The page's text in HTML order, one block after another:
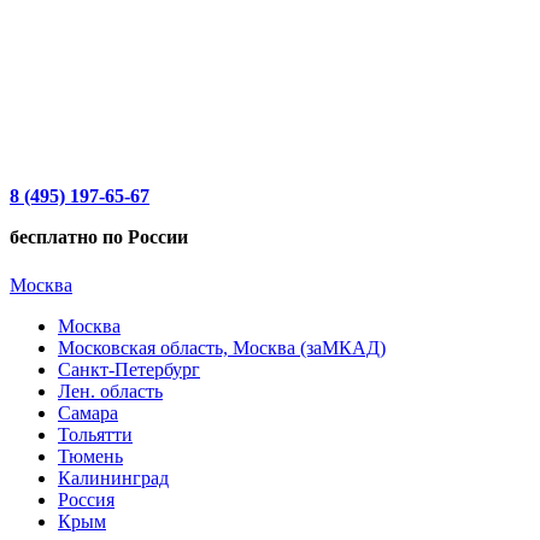
8 (495) 197-65-67
бесплатно по России
Москва
Москва
Московская область, Москва (заМКАД)
Санкт-Петербург
Лен. область
Самара
Тольятти
Тюмень
Калининград
Россия
Крым